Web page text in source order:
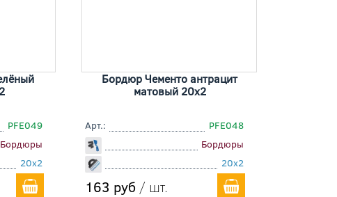
PFE049
Бордюры
20x2
Бордюр Чементо антрацит
матовый 20x2
Арт.:
PFE048
Бордюры
20x2
163 руб / шт.